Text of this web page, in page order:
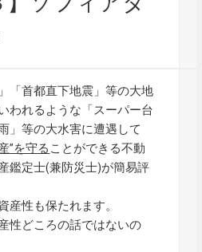
「首都直下地震」等の大地
われるような「スーパー台
」等の大水害に遭遇して
”を守る ことができる不動
鑑定士(兼防災士)が簡易評
産性も保たれます。
性どころの話ではないの